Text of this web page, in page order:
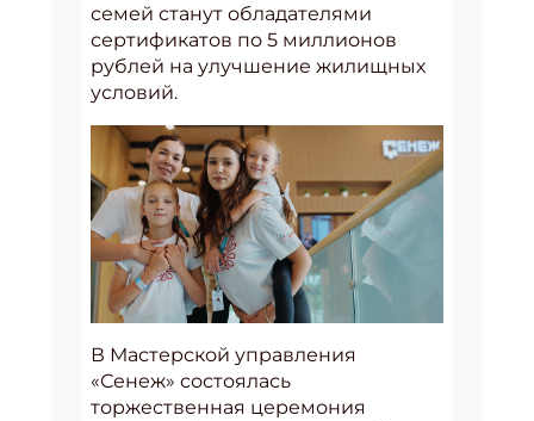
семей станут обладателями
сертификатов по 5 миллионов
рублей на улучшение жилищных
условий.
В Мастерской управления
«Сенеж» состоялась
торжественная церемония